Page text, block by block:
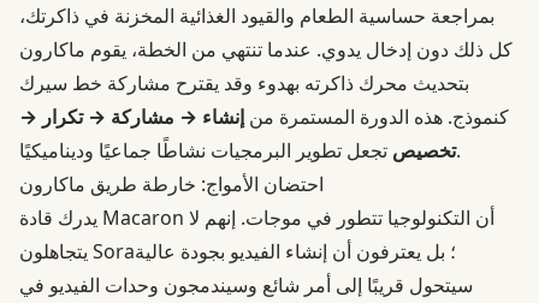
بمراجعة حساسية الطعام والقيود الغذائية المخزنة في ذاكرتك،
كل ذلك دون إدخال يدوي. عندما تنتهي من الخطة، يقوم ماكارون
بتحديث محرك ذاكرته بهدوء وقد يقترح مشاركة خط سيرك
كنموذج. هذه الدورة المستمرة من إنشاء → مشاركة → تكرار →
تخصيصتجعل تطوير البرمجيات نشاطًا جماعيًا وديناميكيًا.
احتضان الأمواج: خارطة طريق ماكارون
يدرك قادة Macaron أن التكنولوجيا تتطور في موجات. إنهم لا
يتجاهلون Sora؛ بل يعترفون أن إنشاء الفيديو بجودة عالية
سيتحول قريبًا إلى أمر شائع وسيندمجون وحدات الفيديو في